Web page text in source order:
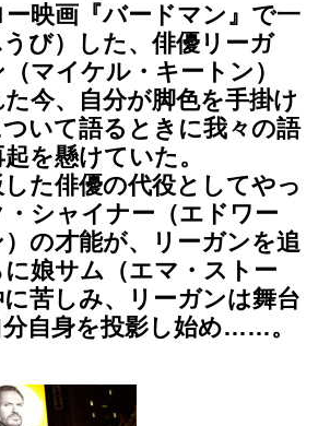
映画『バードマン』で一
び）した、俳優リーガ
マイケル・キートン）
今、自分が脚色を手掛け
いて語るときに我々の語
を懸けていた。
た俳優の代役としてやっ
シャイナー（エドワー
）の才能が、リーガンを追
娘サム（エマ・ストー
苦しみ、リーガンは舞台
自身を投影し始め……。